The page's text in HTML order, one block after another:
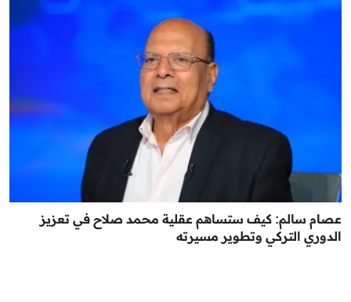
عصام سالم: كيف ستساهم عقلية محمد صلاح في تعزيز
الدوري التركي وتطوير مسيرته